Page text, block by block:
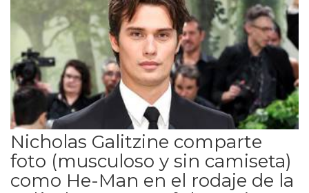
Nicholas Galitzine comparte
foto (musculoso y sin camiseta)
como He-Man en el rodaje de la